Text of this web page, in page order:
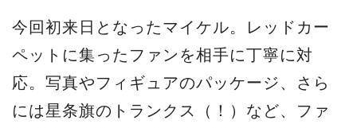
今回初来日となったマイケル。レッドカー
ペットに集ったファンを相手に丁寧に対
応。写真やフィギュアのパッケージ、さら
には星条旗のトランクス（！）など、ファ